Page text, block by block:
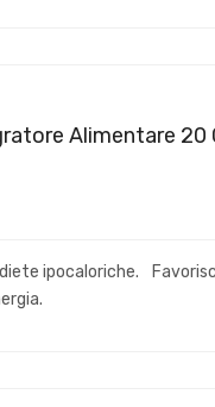
Alimentare 20
ipocaloriche.